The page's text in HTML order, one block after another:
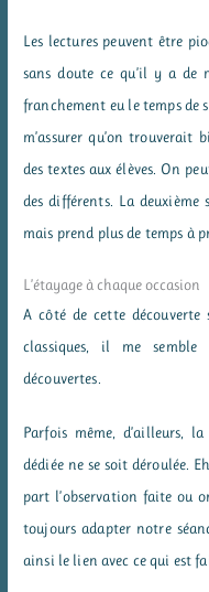
Les lectures peuvent être
sans doute ce qu’il y a de
franchement eu le temps de
m’assurer qu’on trouverait
des textes aux élèves. On
des différents. La
mais prend plus de temps à
L’étayage à chaque occasion
A côté de cette découverte
classiques, il me
découvertes.
Parfois même, d’ailleurs,
dédiée ne se soit déroulée.
part l’observation faite ou
toujours adapter notre
ainsi le lien avec ce qui est